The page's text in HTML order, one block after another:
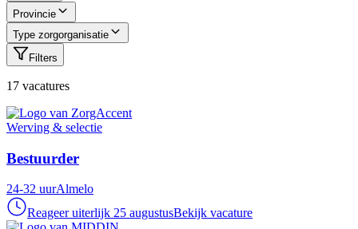
Provincie
Type zorgorganisatie
Filters
17 vacatures
Werving & selectie
Bestuurder
24-32 uurAlmelo
Reageer uiterlijk 25 augustusBekijk vacature